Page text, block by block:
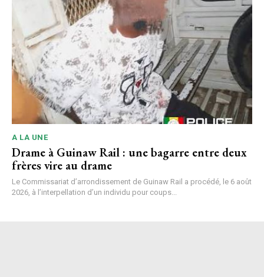
A LA UNE
Drame à Guinaw Rail : une bagarre entre deux
frères vire au drame
Le Commissariat d’arrondissement de Guinaw Rail a procédé, le 6 août
2026, à l’interpellation d’un individu pour coups...